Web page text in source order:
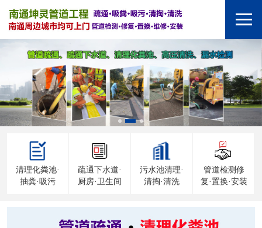
清理化粪池·
抽粪·吸污
疏通下水道·
厨房·卫生间
污水池清理·
清掏·清洗
管道检测修
复·置换·安装